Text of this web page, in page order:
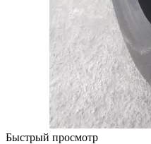
Быстрый просмотр